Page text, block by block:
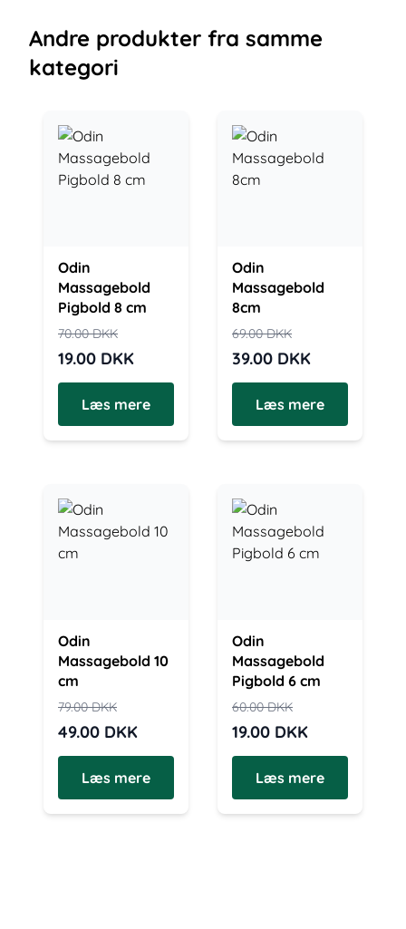
Andre produkter fra samme
kategori
Odin
Massagebold
Pigbold 8 cm
70.00DKK
19.00 DKK
Læs mere
Odin
Massagebold
8cm
69.00DKK
39.00 DKK
Læs mere
Odin
Massagebold 10
cm
79.00DKK
49.00 DKK
Læs mere
Odin
Massagebold
Pigbold 6 cm
60.00DKK
19.00 DKK
Læs mere